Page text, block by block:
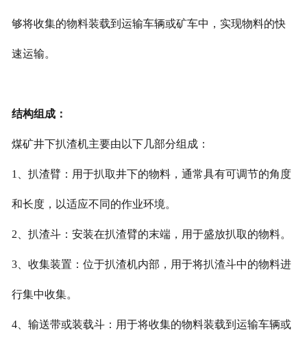
够将收集的物料装载到运输车辆或矿车中，实现物料的快
速运输。
结构组成：
煤矿井下扒渣机主要由以下几部分组成：
1、扒渣臂：用于扒取井下的物料，通常具有可调节的角度
和长度，以适应不同的作业环境。
2、扒渣斗：安装在扒渣臂的末端，用于盛放扒取的物料。
3、收集装置：位于扒渣机内部，用于将扒渣斗中的物料进
行集中收集。
4、输送带或装载斗：用于将收集的物料装载到运输车辆或